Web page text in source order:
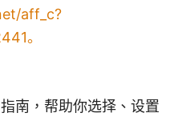
aff_c?
。
南，帮助你选择、设置